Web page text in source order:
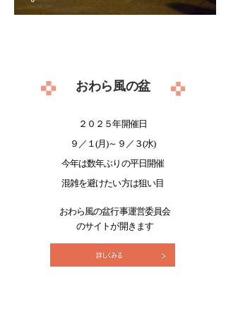
​おわら風の盆
２０２５年開催日
９／１(月)～９／３(水)
今年は数年ぶりの平日開催
混雑を避けたい方は狙い目
おわら風の盆行事運営委員会
​のサイトが開きます